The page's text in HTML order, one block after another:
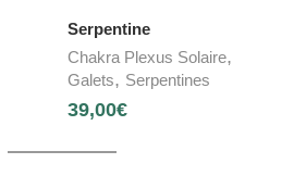
Serpentine
Chakra Plexus Solaire,
Galets, Serpentines
39,00€